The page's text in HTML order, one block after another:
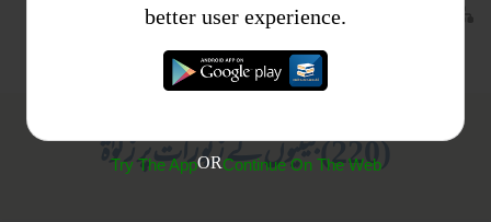
زکوۃ
کتب فتاوی
فتاویٰ اصحاب الحدیث جلد 3
(220) بیٹیوں کے زیورات پر زکوٰۃ
better user experience.
Try The AppORContinue On The Web